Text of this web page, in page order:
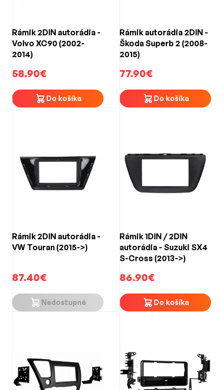
Rámik 2DIN autorádia -
Volvo XC90 (2002-
2014)
58.90€
Do košíka
Rámik autorádia 2DIN -
Škoda Superb 2 (2008-
2015)
77.90€
Do košíka
Rámik 2DIN autorádia -
VW Touran (2015->)
87.40€
Nedostupné
Rámik 1DIN / 2DIN
autorádia - Suzuki SX4
S-Cross (2013->)
86.90€
Do košíka